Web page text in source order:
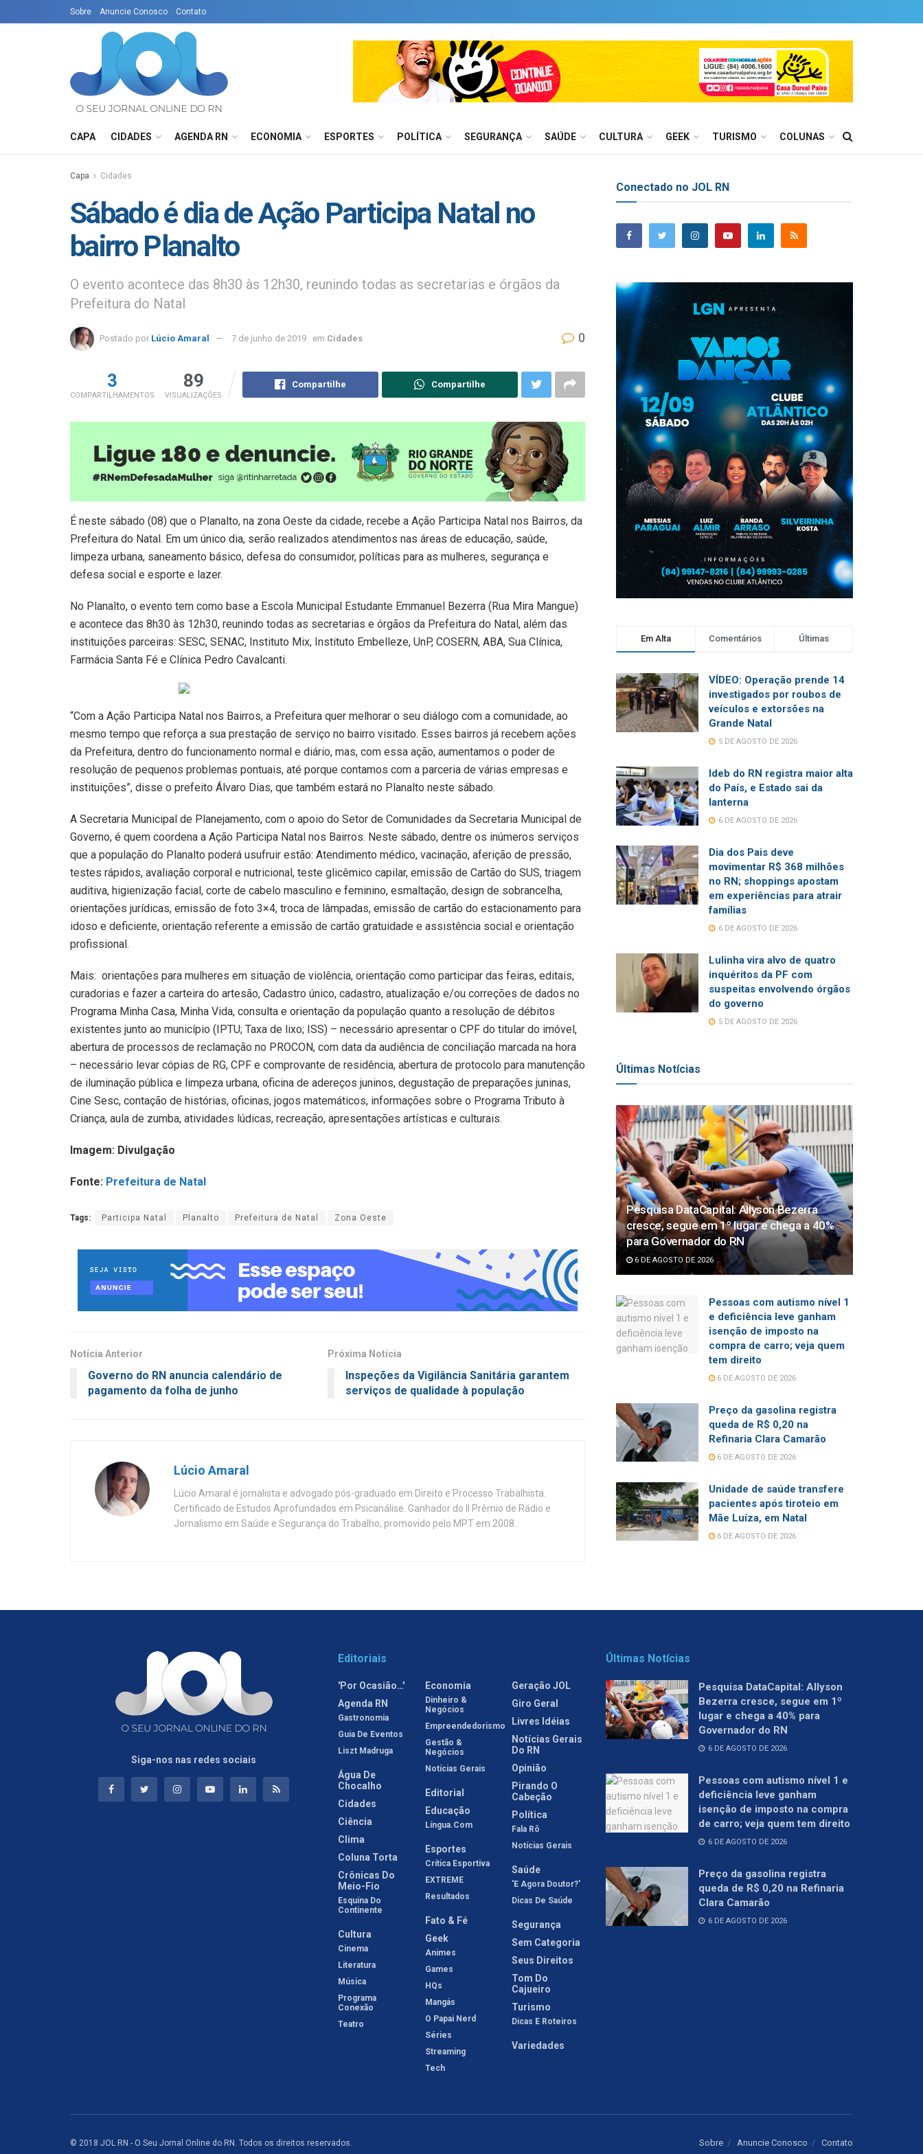
Sobre Anuncie Conosco Contato
CAPA CIDADES AGENDA RN ECONOMIA ESPORTES POLÍTICA SEGURANÇA SAÚDE CULTURA GEEK TURISMO COLUNAS
Capa Cidades
Sábado é dia de Ação Participa Natal no
bairro Planalto
O evento acontece das 8h30 às 12h30, reunindo todas as secretarias e órgãos da
Prefeitura do Natal
Postado por Lúcio Amaral 7 de junho de 2019 em Cidades 0
3
COMPARTILHAMENTOS
89
VISUALIZAÇÕES
Compartilhe Compartilhe
É neste sábado (08) que o Planalto, na zona Oeste da cidade, recebe a Ação Participa Natal nos Bairros, da
Prefeitura do Natal. Em um único dia, serão realizados atendimentos nas áreas de educação, saúde,
limpeza urbana, saneamento básico, defesa do consumidor, políticas para as mulheres, segurança e
defesa social e esporte e lazer.
No Planalto, o evento tem como base a Escola Municipal Estudante Emmanuel Bezerra (Rua Mira Mangue)
e acontece das 8h30 às 12h30, reunindo todas as secretarias e órgãos da Prefeitura do Natal, além das
instituições parceiras: SESC, SENAC, Instituto Mix, Instituto Embelleze, UnP, COSERN, ABA, Sua Clínica,
Farmácia Santa Fé e Clínica Pedro Cavalcanti.
“Com a Ação Participa Natal nos Bairros, a Prefeitura quer melhorar o seu diálogo com a comunidade, ao
mesmo tempo que reforça a sua prestação de serviço no bairro visitado. Esses bairros já recebem ações
da Prefeitura, dentro do funcionamento normal e diário, mas, com essa ação, aumentamos o poder de
resolução de pequenos problemas pontuais, até porque contamos com a parceria de várias empresas e
instituições”, disse o prefeito Álvaro Dias, que também estará no Planalto neste sábado.
A Secretaria Municipal de Planejamento, com o apoio do Setor de Comunidades da Secretaria Municipal de
Governo, é quem coordena a Ação Participa Natal nos Bairros. Neste sábado, dentre os inúmeros serviços
que a população do Planalto poderá usufruir estão: Atendimento médico, vacinação, aferição de pressão,
testes rápidos, avaliação corporal e nutricional, teste glicêmico capilar, emissão de Cartão do SUS, triagem
auditiva, higienização facial, corte de cabelo masculino e feminino, esmaltação, design de sobrancelha,
orientações jurídicas, emissão de foto 3×4, troca de lâmpadas, emissão de cartão do estacionamento para
idoso e deficiente, orientação referente a emissão de cartão gratuidade e assistência social e orientação
profissional.
Mais: orientações para mulheres em situação de violência, orientação como participar das feiras, editais,
curadorias e fazer a carteira do artesão, Cadastro único, cadastro, atualização e/ou correções de dados no
Programa Minha Casa, Minha Vida, consulta e orientação da população quanto a resolução de débitos
existentes junto ao município (IPTU; Taxa de lixo; ISS) – necessário apresentar o CPF do titular do imóvel,
abertura de processos de reclamação no PROCON, com data da audiência de conciliação marcada na hora
– necessário levar cópias de RG, CPF e comprovante de residência, abertura de protocolo para manutenção
de iluminação pública e limpeza urbana, oficina de adereços juninos, degustação de preparações juninas,
Cine Sesc, contação de histórias, oficinas, jogos matemáticos, informações sobre o Programa Tributo à
Criança, aula de zumba, atividades lúdicas, recreação, apresentações artísticas e culturais.
Imagem: Divulgação
Fonte: Prefeitura de Natal
Tags: Participa Natal Planalto Prefeitura de Natal Zona Oeste
Notícia Anterior
Governo do RN anuncia calendário de
pagamento da folha de junho
Próxima Notícia
Inspeções da Vigilância Sanitária garantem
serviços de qualidade à população
Lúcio Amaral
Lúcio Amaral é jornalista e advogado pós-graduado em Direito e Processo Trabalhista.
Certificado de Estudos Aprofundados em Psicanálise. Ganhador do II Prêmio de Rádio e
Jornalismo em Saúde e Segurança do Trabalho, promovido pelo MPT em 2008.
Conectado no JOL RN
Em Alta Comentários Últimas
VÍDEO: Operação prende 14
investigados por roubos de
veículos e extorsões na
Grande Natal
5 DE AGOSTO DE 2026
Ideb do RN registra maior alta
do País, e Estado sai da
lanterna
6 DE AGOSTO DE 2026
Dia dos Pais deve
movimentar R$ 368 milhões
no RN; shoppings apostam
em experiências para atrair
famílias
6 DE AGOSTO DE 2026
Lulinha vira alvo de quatro
inquéritos da PF com
suspeitas envolvendo órgãos
do governo
5 DE AGOSTO DE 2026
Últimas Notícias
Pesquisa DataCapital: Allyson Bezerra
cresce, segue em 1º lugar e chega a 40%
para Governador do RN
6 DE AGOSTO DE 2026
Pessoas com autismo nível 1
e deficiência leve ganham
isenção de imposto na
compra de carro; veja quem
tem direito
6 DE AGOSTO DE 2026
Preço da gasolina registra
queda de R$ 0,20 na
Refinaria Clara Camarão
6 DE AGOSTO DE 2026
Unidade de saúde transfere
pacientes após tiroteio em
Mãe Luíza, em Natal
6 DE AGOSTO DE 2026
Siga-nos nas redes sociais
Editoriais
'Por Ocasião…'
Agenda RN
Gastronomia
Guia De Eventos
Liszt Madruga
Água De
Chocalho
Cidades
Ciência
Clima
Coluna Torta
Crônicas Do
Meio-Fio
Esquina Do
Continente
Cultura
Cinema
Literatura
Música
Programa
Conexão
Teatro
Economia
Dinheiro &
Negócios
Empreendedorismo
Gestão &
Negócios
Notícias Gerais
Editorial
Educação
Língua.com
Esportes
Crítica Esportiva
EXTREME
Resultados
Fato & Fé
Geek
Animes
Games
HQs
Mangás
O Papai Nerd
Séries
Streaming
Tech
Geração JOL
Giro Geral
Livres Idéias
Notícias Gerais
Do RN
Opinião
Pirando O
Cabeção
Política
Fala Rô
Notícias Gerais
Saúde
'E Agora Doutor?'
Dicas De Saúde
Segurança
Sem Categoria
Seus Direitos
Tom Do
Cajueiro
Turismo
Dicas E Roteiros
Variedades
Últimas Notícias
Pesquisa DataCapital: Allyson
Bezerra cresce, segue em 1º
lugar e chega a 40% para
Governador do RN
6 DE AGOSTO DE 2026
Pessoas com autismo nível 1 e
deficiência leve ganham
isenção de imposto na compra
de carro; veja quem tem direito
6 DE AGOSTO DE 2026
Preço da gasolina registra
queda de R$ 0,20 na Refinaria
Clara Camarão
6 DE AGOSTO DE 2026
Sobre Anuncie Conosco Contato
© 2018 JOL RN - O Seu Jornal Online do RN. Todos os direitos reservados.